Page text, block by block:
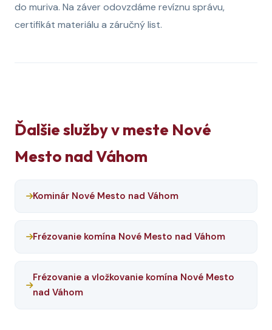
do muriva. Na záver odovzdáme revíznu správu,
certifikát materiálu a záručný list.
Ďalšie služby v meste Nové
Mesto nad Váhom
Kominár Nové Mesto nad Váhom
Frézovanie komína Nové Mesto nad Váhom
Frézovanie a vložkovanie komína Nové Mesto
nad Váhom